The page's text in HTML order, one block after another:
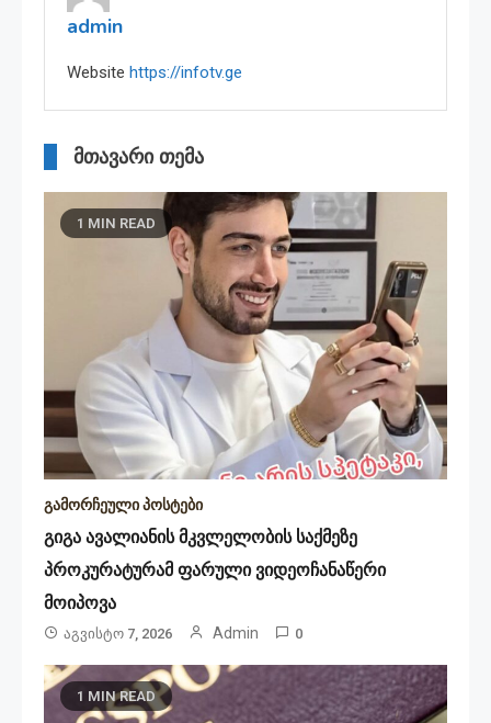
admin
Website https://infotv.ge
მთავარი თემა
1 MIN READ
გამორჩეული პოსტები
გიგა ავალიანის მკვლელობის საქმეზე
პროკურატურამ ფარული ვიდეოჩანაწერი
მოიპოვა
Აგვისტო 7, 2026 Admin 0
1 MIN READ